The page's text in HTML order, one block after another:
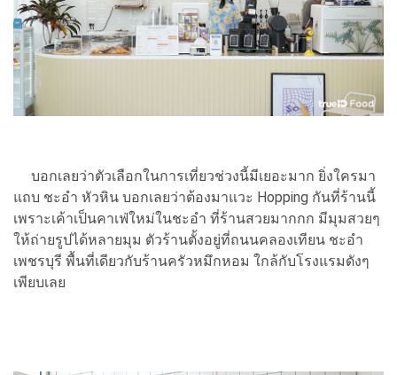
บอกเลยว่าตัวเลือกในการเที่ยวช่วงนี้มีเยอะมาก ยิ่งใครมา
แถบ ชะอำ หัวหิน บอกเลยว่าต้องมาแวะ Hopping กันที่ร้านนี้
เพราะเค้าเป็นคาเฟ่ใหม่ในชะอำ ที่ร้านสวยมากกก มีมุมสวยๆ
ให้ถ่ายรูปได้หลายมุม ตัวร้านตั้งอยู่ที่ถนนคลองเทียน ชะอำ
เพชรบุรี พื้นที่เดียวกับร้านครัวหมึกหอม ใกล้กับโรงแรมดังๆ
เพียบเลย